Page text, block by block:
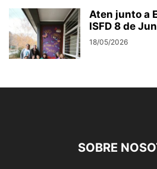
Aten junto a
ISFD 8 de
18/05/2026
SOBRE